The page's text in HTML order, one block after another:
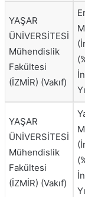
YAŞAR
ÜNİVERSİTESİ
Mühendislik
Fakültesi
(İZMİR) (Vakıf)
YAŞAR
ÜNİVERSİTESİ
Mühendislik
Fakültesi
(İZMİR) (Vakıf)